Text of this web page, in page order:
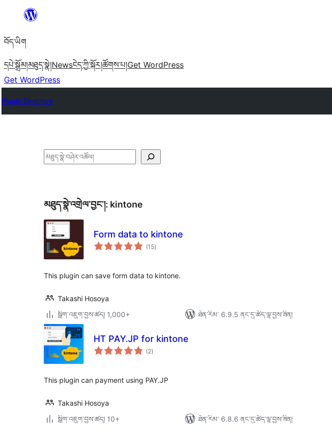
content
བོད་ཡིག
དཔེ་སྒྲོམ།མཐུད་སྣེ།Newsངེད་ཀྱི་སྐོར།ཚོགས་པ།Get WordPress
Get WordPress
Plugin Directory
བཤེར་
མཐུད་སྣེ་འགྲེལ་བྱང་།: kintone
Form data to kintone
(15གདེང་
འཇོག་
)
This plugin can save form data to kintone.
Takashi Hosoya
སྒྲིག་འཇུག་བྱས་ཚད། 1,000+
ཐོན་རིམ་ 6.9.5 ནང་དུ་ཚོད་ལྟ་བྱས་ཟིན།
HT PAY.JP for kintone
(2གདེང་
འཇོག་
)
This plugin can payment using PAY.JP
Takashi Hosoya
སྒྲིག་འཇུག་བྱས་ཚད། 10+
ཐོན་རིམ་ 6.8.6 ནང་དུ་ཚོད་ལྟ་བྱས་ཟིན།